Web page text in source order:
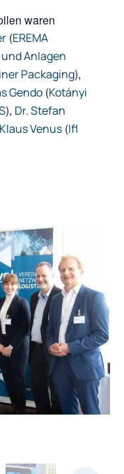
waren
(EREMA
Anlagen
Packaging),
Gendo (Kotányi
), Dr. Stefan
Klaus Venus (Ifl